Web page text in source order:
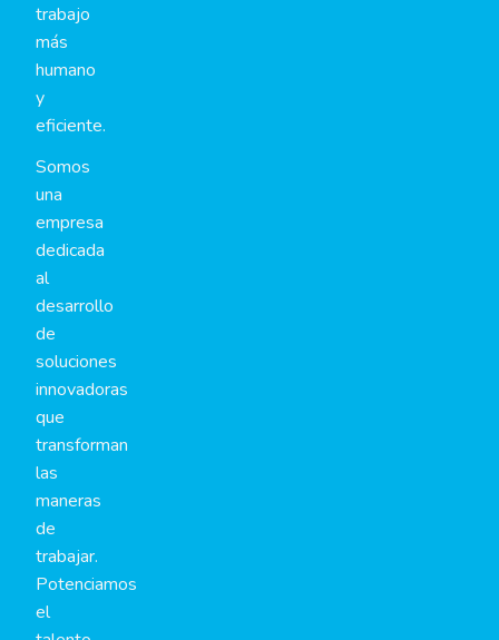
trabajo
más
humano
y
eficiente.
Somos
una
empresa
dedicada
al
desarrollo
de
soluciones
innovadoras
que
transforman
las
maneras
de
trabajar.
Potenciamos
el